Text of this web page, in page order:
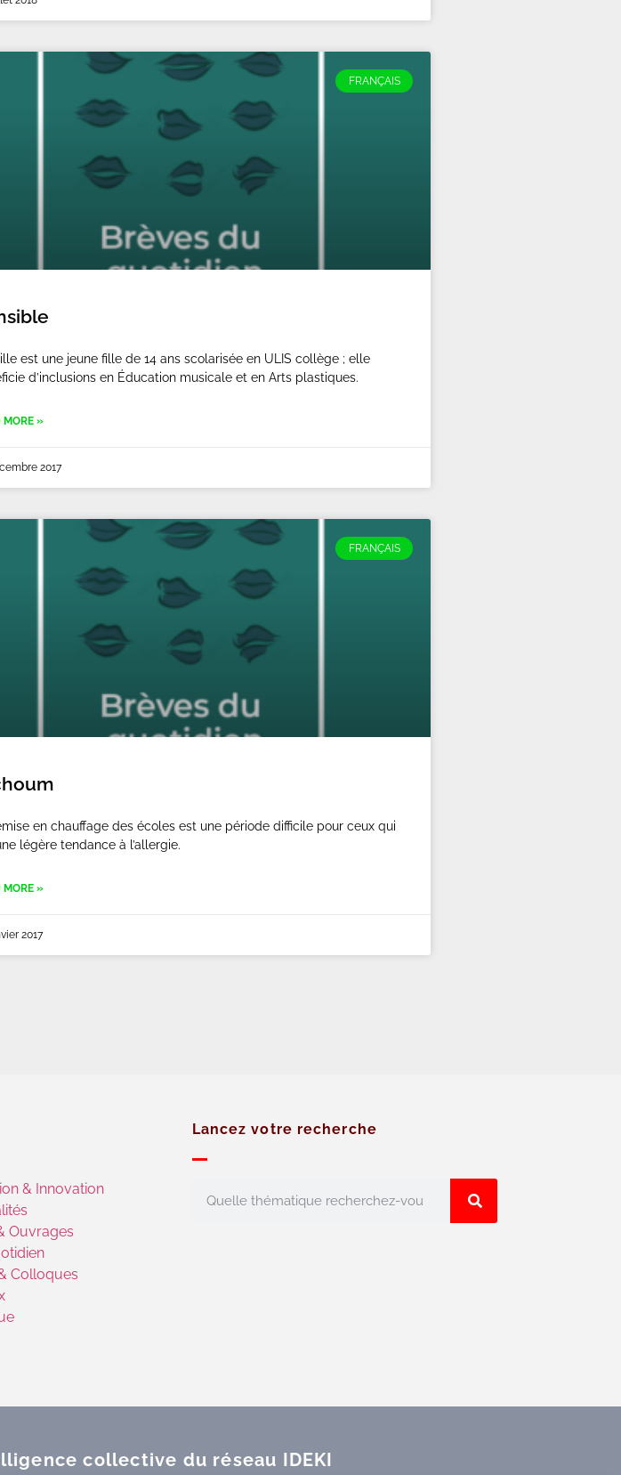
FRANÇAIS
est une jeune fille de 14 ans scolarisée en ULIS collège ; elle
d’inclusions en Éducation musicale et en Arts plastiques.
MORE »
2017
FRANÇAIS
en chauffage des écoles est une période difficile pour ceux qui
légère tendance à l’allergie.
MORE »
2017
& Innovation
Ouvrages
Colloques
Lancez votre recherche
collective du réseau IDEKI